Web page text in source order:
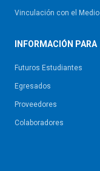
Vinculación con el Medio
INFORMACIÓN PARA
Futuros Estudiantes
Egresados
Proveedores
Colaboradores